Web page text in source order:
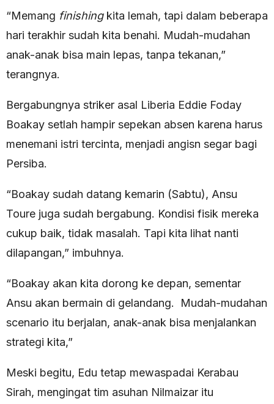
“Memang finishingkita lemah, tapi dalam beberapa
hari terakhir sudah kita benahi. Mudah-mudahan
anak-anak bisa main lepas, tanpa tekanan,”
terangnya.
Bergabungnya striker asal Liberia Eddie Foday
Boakay setlah hampir sepekan absen karena harus
menemani istri tercinta, menjadi angisn segar bagi
Persiba.
“Boakay sudah datang kemarin (Sabtu), Ansu
Toure juga sudah bergabung. Kondisi fisik mereka
cukup baik, tidak masalah. Tapi kita lihat nanti
dilapangan,” imbuhnya.
“Boakay akan kita dorong ke depan, sementar
Ansu akan bermain di gelandang. Mudah-mudahan
scenario itu berjalan, anak-anak bisa menjalankan
strategi kita,”
Meski begitu, Edu tetap mewaspadai Kerabau
Sirah, mengingat tim asuhan Nilmaizar itu